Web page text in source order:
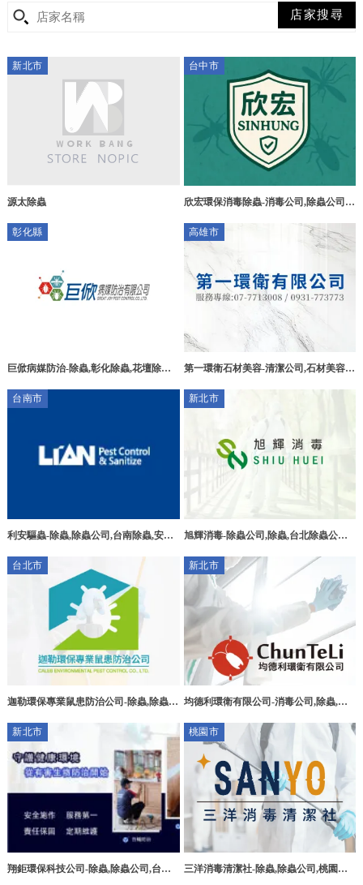
新北市
源太除蟲
台中市
欣宏環保消毒除蟲-消毒公司,除蟲公司,
彰化縣
巨俽病媒防治-除蟲,彰化除蟲,花壇除蟲,
司推薦
高雄市
第一環衛石材美容-清潔公司,石材美容,
台南市
利安驅蟲-除蟲,除蟲公司,台南除蟲,安南
新北市
旭輝消毒-除蟲公司,除蟲,台北除蟲公司,
台北市
迦勒環保專業鼠患防治公司-除蟲,除蟲公
新北市
均德利環衛有限公司-消毒公司,除蟲,滅
止消毒公司
新北市
翔鉅環保科技公司-除蟲,除蟲公司,台北
桃園市
三洋消毒清潔社-除蟲,除蟲公司,桃園除